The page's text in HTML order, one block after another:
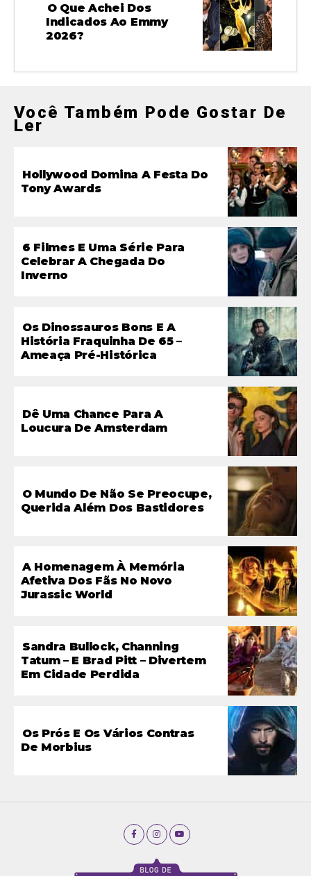
O Que Achei Dos
Indicados Ao Emmy
2026?
Você Também Pode Gostar De
Ler
Hollywood Domina A Festa Do
Tony Awards
6 Filmes E Uma Série Para
Celebrar A Chegada Do
Inverno
Os Dinossauros Bons E A
História Fraquinha De 65 –
Ameaça Pré-Histórica
Dê Uma Chance Para A
Loucura De Amsterdam
O Mundo De Não Se Preocupe,
Querida Além Dos Bastidores
A Homenagem À Memória
Afetiva Dos Fãs No Novo
Jurassic World
Sandra Bullock, Channing
Tatum – E Brad Pitt – Divertem
Em Cidade Perdida
Os Prós E Os Vários Contras
De Morbius